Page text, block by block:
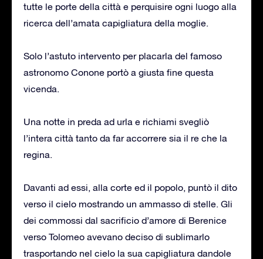
tutte le porte della città e perquisire ogni luogo alla
ricerca dell’amata capigliatura della moglie.
Solo l’astuto intervento per placarla del famoso
astronomo Conone portò a giusta fine questa
vicenda.
Una notte in preda ad urla e richiami svegliò
l’intera città tanto da far accorrere sia il re che la
regina.
Davanti ad essi, alla corte ed il popolo, puntò il dito
verso il cielo mostrando un ammasso di stelle. Gli
dei commossi dal sacrificio d’amore di Berenice
verso Tolomeo avevano deciso di sublimarlo
trasportando nel cielo la sua capigliatura dandole